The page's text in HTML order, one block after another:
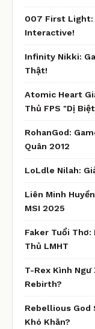
007 First Light:
Interactive!
Infinity Nikki:
Thật!
Atomic Heart
Thủ FPS "Dị
RohanGod:
Quân 2012
LoLdle Nilah:
Liên Minh
MSI 2025
Faker Tuổi Thơ:
Thủ LMHT
T-Rex Kình
Rebirth?
Rebellious God
Khó Khăn?